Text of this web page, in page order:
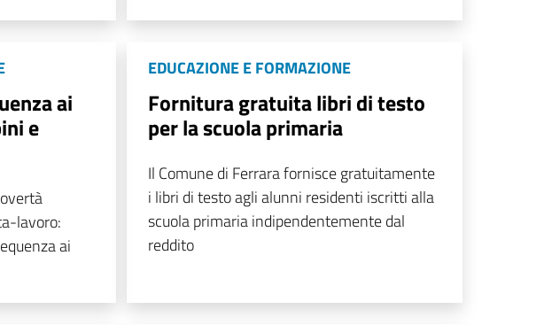
ai
e
lavoro:
ai
EDUCAZIONE E FORMAZIONE
Fornitura gratuita libri di testo
per la scuola primaria
Il Comune di Ferrara fornisce gratuitamente
i libri di testo agli alunni residenti iscritti alla
scuola primaria indipendentemente dal
reddito